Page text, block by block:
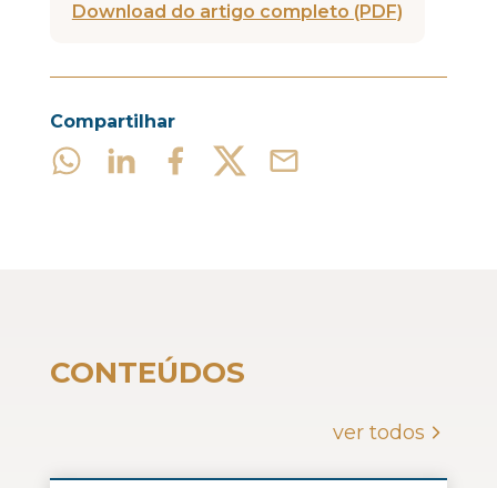
Download do artigo completo (PDF)
Compartilhar
CONTEÚDOS
ver todos